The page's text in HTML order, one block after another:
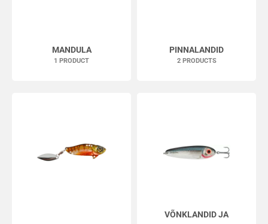
MANDULA
1 PRODUCT
PINNALANDID
2 PRODUCTS
VÕNKLANDID JA